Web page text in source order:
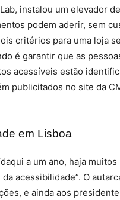
instalou um elevador
podem aderir, sem
critérios para uma loja
é garantir que as
acessíveis estão
publicitados no site da
em Lisboa
a um ano, haja
acessibilidade”. O
e ainda aos